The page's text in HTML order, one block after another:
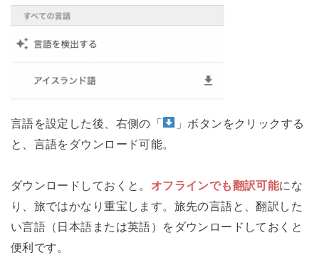
言語を設定した後、右側の「
」ボタンをクリックする
と、言語をダウンロード可能。
ダウンロードしておくと。 オフラインでも翻訳可能にな
り、旅ではかなり重宝します。旅先の言語と、翻訳した
い言語（日本語または英語）をダウンロードしておくと
便利です。